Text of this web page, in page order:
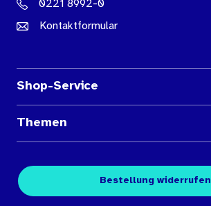
0221 8992-0
Kontaktformular
Shop-Service
Medienübersichten
Kontakt
Themen
FachpublikationenBestellung widerrufen